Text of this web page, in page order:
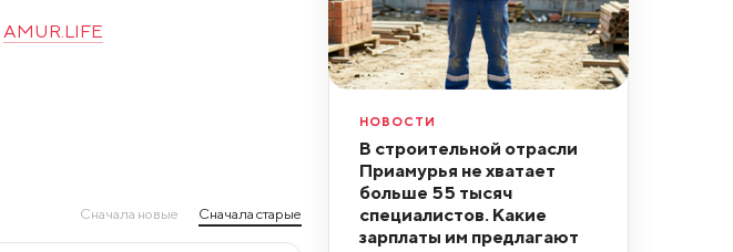
AMUR.LIFE
Сначала новые Сначала старые
НОВОСТИ
В строительной отрасли
Приамурья не хватает
больше 55 тысяч
специалистов. Какие
зарплаты им предлагают